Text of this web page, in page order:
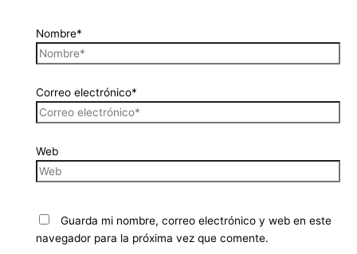
Nombre*
Correo electrónico*
Web
Guarda mi nombre, correo electrónico y web en este
navegador para la próxima vez que comente.